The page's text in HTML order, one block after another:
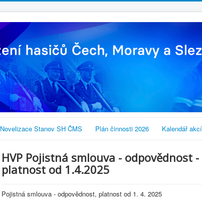
Novelizace Stanov SH ČMS Plán činnosti 2026 Kalendář akcí
HVP Pojistná smlouva - odpovědnost -
platnost od 1.4.2025
Pojistná smlouva - odpovědnost, platnost od 1. 4. 2025